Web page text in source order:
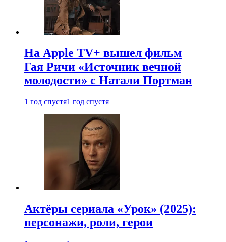
На Apple TV+ вышел фильм
Гая Ричи «Источник вечной
молодости» с Натали Портман
1 год спустя1 год спустя
Актёры сериала «Урок» (2025):
персонажи, роли, герои